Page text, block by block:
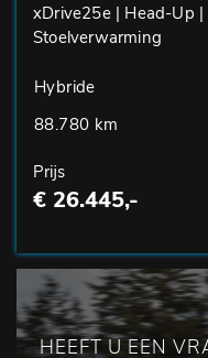
xDrive25e | Head-Up |
Stoelverwarming
Hybride
88.780 km
Prijs
€ 26.445,-
HEEFT U EEN